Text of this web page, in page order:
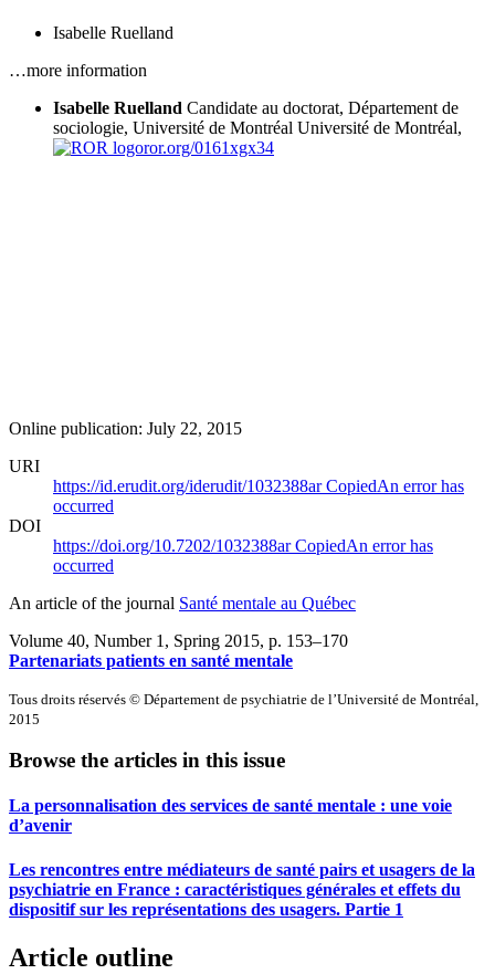
Isabelle Ruelland
…more information
Isabelle Ruelland Candidate au doctorat, Département de
sociologie, Université de Montréal Université de Montréal,
ror.org/0161xgx34
Online publication: July 22, 2015
URI
https://id.erudit.org/iderudit/1032388arCopiedAn error has
occurred
DOI
https://doi.org/10.7202/1032388arCopiedAn error has
occurred
An article of the journal Santé mentale au Québec
Volume 40, Number 1, Spring 2015, p. 153–170
Partenariats patients en santé mentale
Tous droits réservés © Département de psychiatrie de l’Université de Montréal,
2015
Browse the articles in this issue
La personnalisation des services de santé mentale : une voie
d’avenir
Les rencontres entre médiateurs de santé pairs et usagers de la
psychiatrie en France : caractéristiques générales et effets du
dispositif sur les représentations des usagers. Partie 1
Article outline